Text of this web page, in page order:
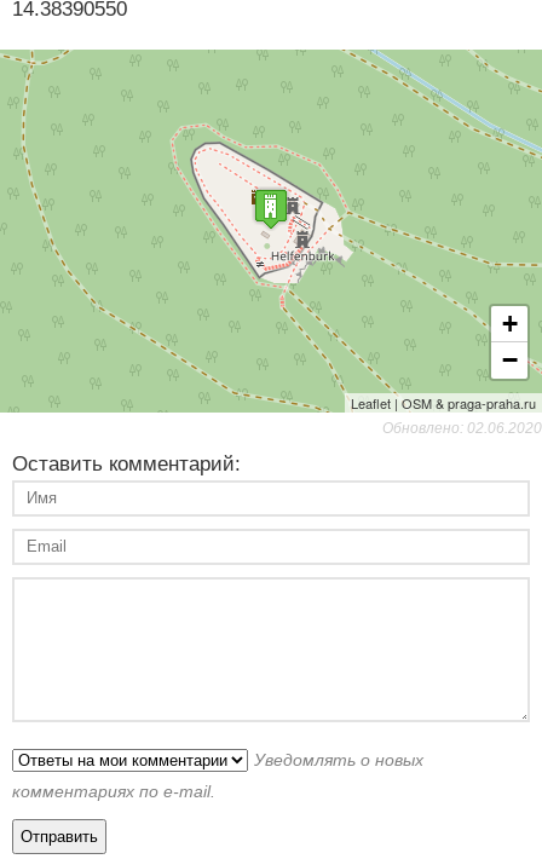
14.38390550
+
−
Leaflet | OSM & praga-praha.ru
Обновлено: 02.06.2020
Оставить комментарий:
Уведомлять о новых
комментариях по e-mail.